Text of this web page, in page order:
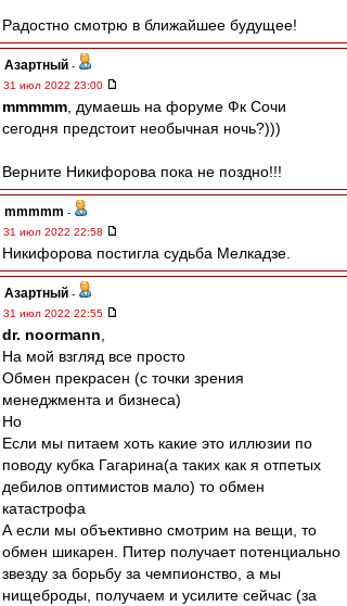
Радостно смотрю в ближайшее будущее!
Азартный -
31 июл 2022 23:00
mmmmm , думаешь на форуме Фк Сочи
сегодня предстоит необычная ночь?)))
Верните Никифорова пока не поздно!!!
mmmmm -
31 июл 2022 22:58
Никифорова постигла судьба Мелкадзе.
Азартный -
31 июл 2022 22:55
dr. noormann
На мой взгляд все просто
Обмен прекрасен (с точки зрения
менеджмента и бизнеса)
Но
Если мы питаем хоть какие это иллюзии по
поводу кубка Гагарина(а таких как я отпетых
дебилов оптимистов мало) то обмен
катастрофа
А если мы объективно смотрим на вещи, то
обмен шикарен. Питер получает потенциально
звезду за борьбу за чемпионство, а мы
нищеброды, получаем и усилите сейчас (за